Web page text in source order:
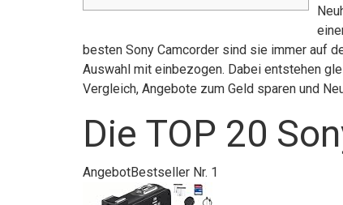
besten Sony Camcorder sind sie immer auf
Auswahl mit einbezogen. Dabei entstehen
Vergleich, Angebote zum Geld sparen und
Die TOP 20
AngebotBestseller Nr. 1